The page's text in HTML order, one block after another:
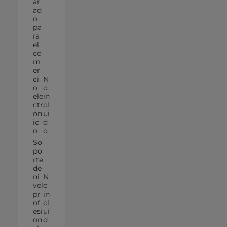
ad
o
pa
ra
el
co
m
er
ci
o
ele
ctr
ón
ic
o
N
o
in
cl
ui
d
o
So
po
rte
de
ni
vel
pr
of
esi
on
N
o
in
cl
ui
d